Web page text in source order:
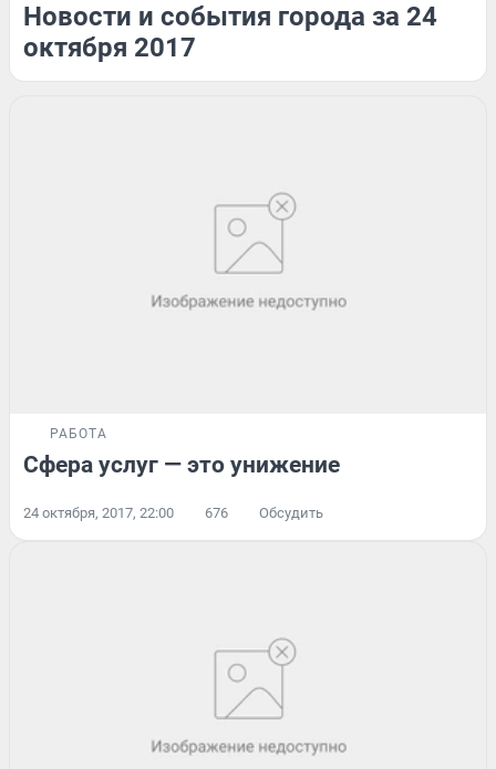
Новости и события города за 24
октября 2017
РАБОТА
Сфера услуг — это унижение
24 октября, 2017, 22:00 676 Обсудить